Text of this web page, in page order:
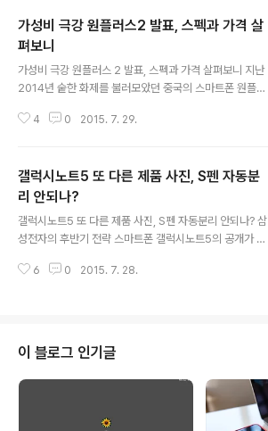
가성비 극강 원플러스2 발표, 스펙과 가격 살
펴보니
가성비 극강 원플러스 2 발표, 스펙과 가격 살펴보니 지난
2014년 숱한 화제를 불러모았던 중국의 스마트폰 원플러
작인 '원플러스 2' 를 발표했습니다. 홈페이지와 트위터 계
이라 칭하고 있다는 점입니다. 원플러스 2 가 갖는 스펙을
보면 이 이야기가 그냥 말 뿐인건 아님을 알 수 있습니다.
발열 문제를 해결한 것으로 알려지고 있는 "스냅드래곤 81
0 v2.1 프로세서, 5.5인치 인셀 디스플레이, 3GB / 4GB
(4K 녹화), 3300mAh 배터리, 듀얼 SIM, ..
4 0 2015. 7. 29.
갤럭시노트5 또 다른 제품 사진, S펜 자동분
리 안되나?
갤럭시노트5 또 다른 제품 사진, S펜 자동분리 안되나? 삼
성전자의 후반기 전략 스마트폰 갤럭시노트5의 공개가 불
련된 다양한 소문들이 등장하고 그에 따라 갤노트5에 대한
면과 하단부의 모습이 담겨있습니다. 그동안 갤럭시노트5
는 이 시리즈의 트레이드 마크라 할 수 있는 S펜이 자동분
리 기능을 가질 것이라 전해졌는데요. 그런데 이번에 노웨
어엘스가 소개한 사진을 보면 꼭 손가락으로 S펜을 뽑아낼
수 있게끔 홈이져 있습니다. 일각에서는 이를 두고 자동분
6 0 2015. 7. 28.
이 블로그 인기글